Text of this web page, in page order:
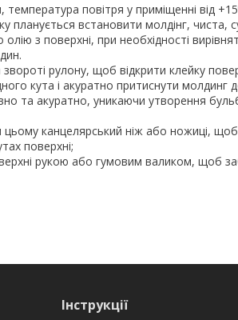
повітря у приміщенні від
встановити молдінг, чиста,
з поверхні, при необхідності
рулону, щоб відкрити клейку
кута і акуратно притиснути молдинг
та акуратно, уникаючи утворення
канцелярський ніж або ножиці, щоб
поверхні;
рукою або гумовим валиком, щоб
Інструкції